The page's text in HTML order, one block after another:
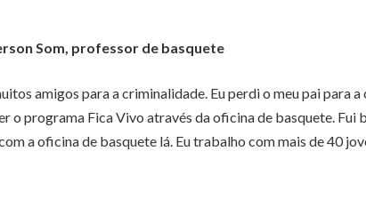
Som, professor de basquete
amigos para a criminalidade. Eu perdi o meu pai para
o programa Fica Vivo através da oficina de basquete. Fui
a oficina de basquete lá. Eu trabalho com mais de 40